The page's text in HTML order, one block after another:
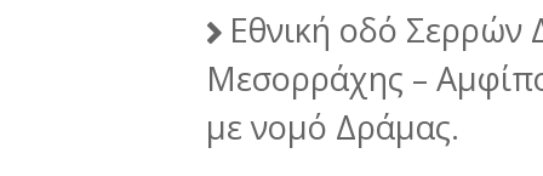
Εθνική οδό
Μεσορράχης –
με νομό Δράμας.